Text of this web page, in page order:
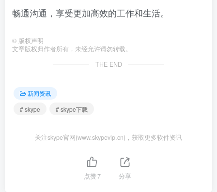
畅通沟通，享受更加高效的工作和生活。
© 版权声明
文章版权归作者所有，未经允许请勿转载。
THE END
新闻资讯
# skype
# skype下载
关注skype官网(www.skypevip.cn)，获取更多软件资讯
点赞7 分享